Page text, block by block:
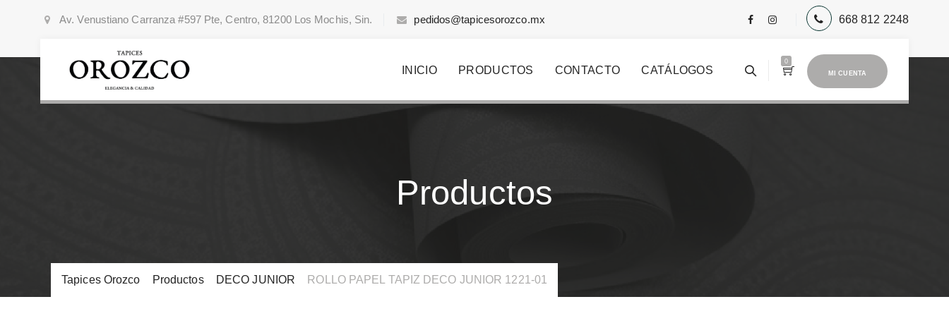
Av. Venustiano Carranza #597 Pte, Centro, 81200 Los Mochis, Sin. pedidos@tapicesorozco.mx 668 812 2248
MI CUENTA
0
INICIO PRODUCTOS CONTACTO CATÁLOGOS
Productos
Tapices Orozco Productos> DECO JUNIOR ROLLO PAPEL TAPIZ DECO JUNIOR 1221-01